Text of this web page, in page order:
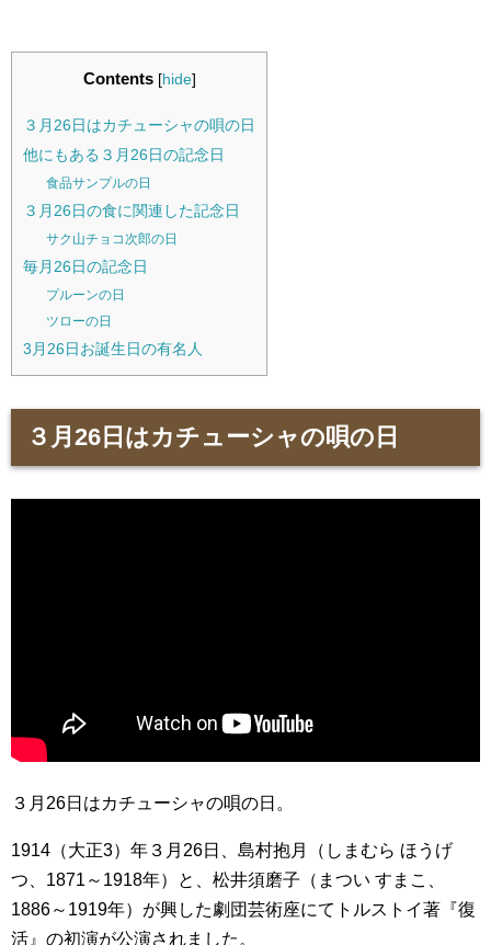
Contents [hide]
３月26日はカチューシャの唄の日
他にもある３月26日の記念日
食品サンプルの日
３月26日の食に関連した記念日
サク山チョコ次郎の日
毎月26日の記念日
プルーンの日
ツローの日
3月26日お誕生日の有名人
３月26日はカチューシャの唄の日
３月26日はカチューシャの唄の日。
1914（大正3）年３月26日、島村抱月（しまむら ほうげ
つ、1871～1918年）と、松井須磨子（まつい すまこ、
1886～1919年）が興した劇団芸術座にてトルストイ著『復
活』の初演が公演されました。